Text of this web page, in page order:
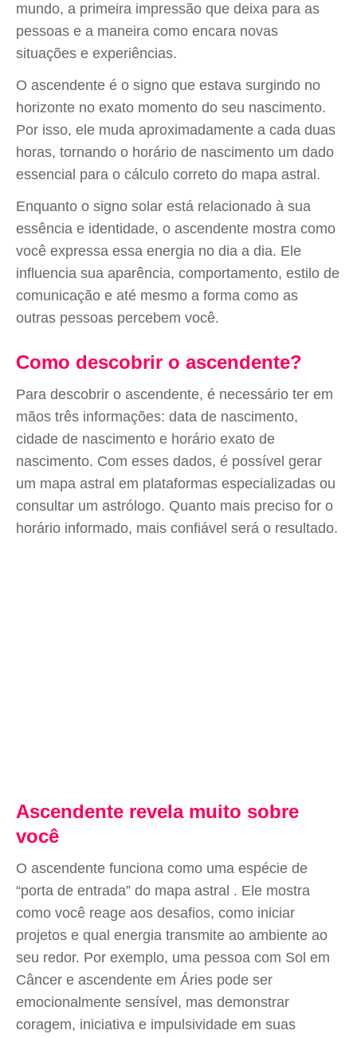
mundo, a primeira impressão que deixa para as
pessoas e a maneira como encara novas
situações e experiências.
O ascendente é o signo que estava surgindo no
horizonte no exato momento do seu nascimento.
Por isso, ele muda aproximadamente a cada duas
horas, tornando o horário de nascimento um dado
essencial para o cálculo correto do mapa astral.
Enquanto o signo solar está relacionado à sua
essência e identidade, o ascendente mostra como
você expressa essa energia no dia a dia. Ele
influencia sua aparência, comportamento, estilo de
comunicação e até mesmo a forma como as
outras pessoas percebem você.
Como descobrir o ascendente?
Para descobrir o ascendente, é necessário ter em
mãos três informações: data de nascimento,
cidade de nascimento e horário exato de
nascimento. Com esses dados, é possível gerar
um mapa astral em plataformas especializadas ou
consultar um astrólogo. Quanto mais preciso for o
horário informado, mais confiável será o resultado.
Ascendente revela muito sobre
você
O ascendente funciona como uma espécie de
“porta de entrada” do mapa astral . Ele mostra
como você reage aos desafios, como iniciar
projetos e qual energia transmite ao ambiente ao
seu redor. Por exemplo, uma pessoa com Sol em
Câncer e ascendente em Áries pode ser
emocionalmente sensível, mas demonstrar
coragem, iniciativa e impulsividade em suas